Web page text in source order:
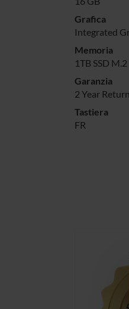
Grafica
Integrated
Memoria
1TB SSD M.2
Garanzia
2 Year
Tastiera
FR